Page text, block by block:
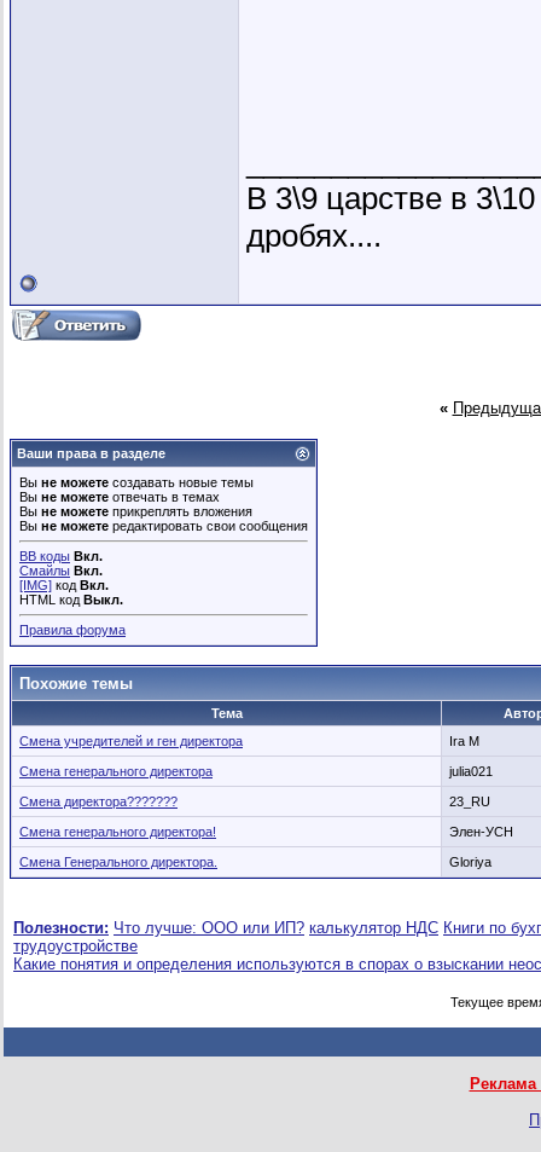
В 3\9 царстве в
дробях....
«
Ваши права в разделе
Вы не можете создавать новые темы
Вы не можете отвечать в темах
Вы не можете прикреплять вложения
Вы не можете редактировать свои сообщения
BB коды Вкл.
Смайлы Вкл.
[IMG] код Вкл.
HTML код Выкл.
Правила форума
Похожие темы
Тема
Смена учредителей и ген директора
Ira M
Смена генерального директора julia021
Смена директора??????? 23_RU
Смена генерального директора! Элен-УСН
Смена Генерального директора. Gloriya
Полезности: Что лучше: ООО или ИП? калькулятор НДС Книги по
трудоустройстве
Какие понятия и определения используются в спорах о взыскании
Текущее